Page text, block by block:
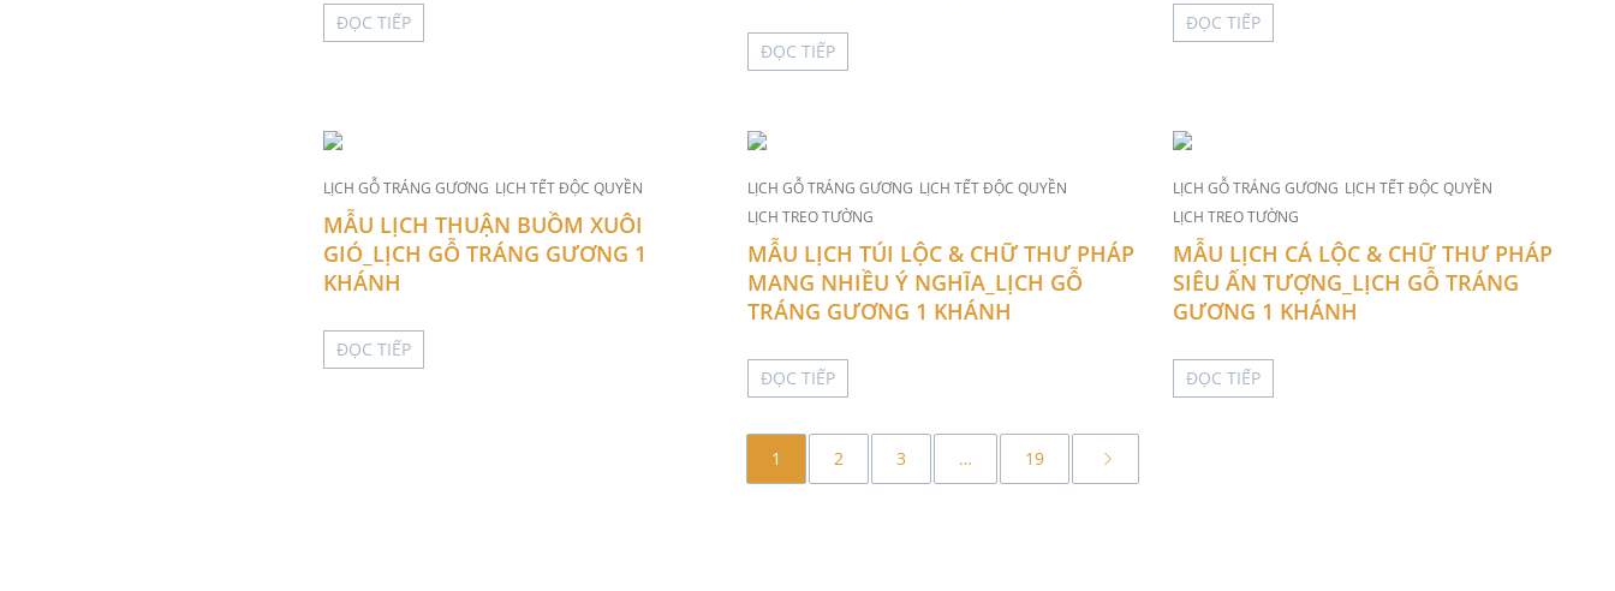
ĐỌC TIẾP
ĐỌC TIẾP
ĐỌC TIẾP
LỊCH GỖ TRÁNG GƯƠNG LỊCH TẾT ĐỘC QUYỀN
MẪU LỊCH THUẬN BUỒM XUÔI
GIÓ_LỊCH GỖ TRÁNG GƯƠNG 1
KHÁNH
ĐỌC TIẾP
LỊCH GỖ TRÁNG GƯƠNG LỊCH TẾT ĐỘC QUYỀN
LỊCH TREO TƯỜNG
MẪU LỊCH TÚI LỘC & CHỮ THƯ PHÁP
MANG NHIỀU Ý NGHĨA_LỊCH GỖ
TRÁNG GƯƠNG 1 KHÁNH
ĐỌC TIẾP
LỊCH GỖ TRÁNG GƯƠNG LỊCH TẾT ĐỘC QUYỀN
LỊCH TREO TƯỜNG
MẪU LỊCH CÁ LỘC & CHỮ THƯ PHÁP
SIÊU ẤN TƯỢNG_LỊCH GỖ TRÁNG
GƯƠNG 1 KHÁNH
ĐỌC TIẾP
1 2 3 … 19